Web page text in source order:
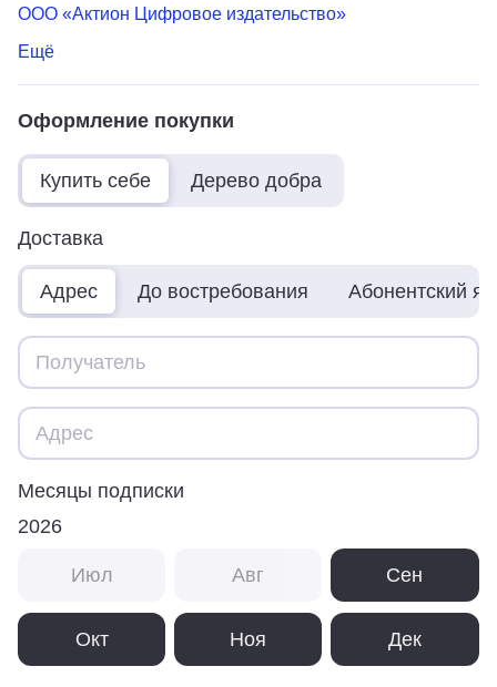
ООО «Актион Цифровое издательство»
Ещё
Оформление покупки
Купить себе Дерево добра
Доставка
Адрес До востребования Абонентский
Месяцы подписки
2026
Июл Авг Сен
Окт Ноя Дек